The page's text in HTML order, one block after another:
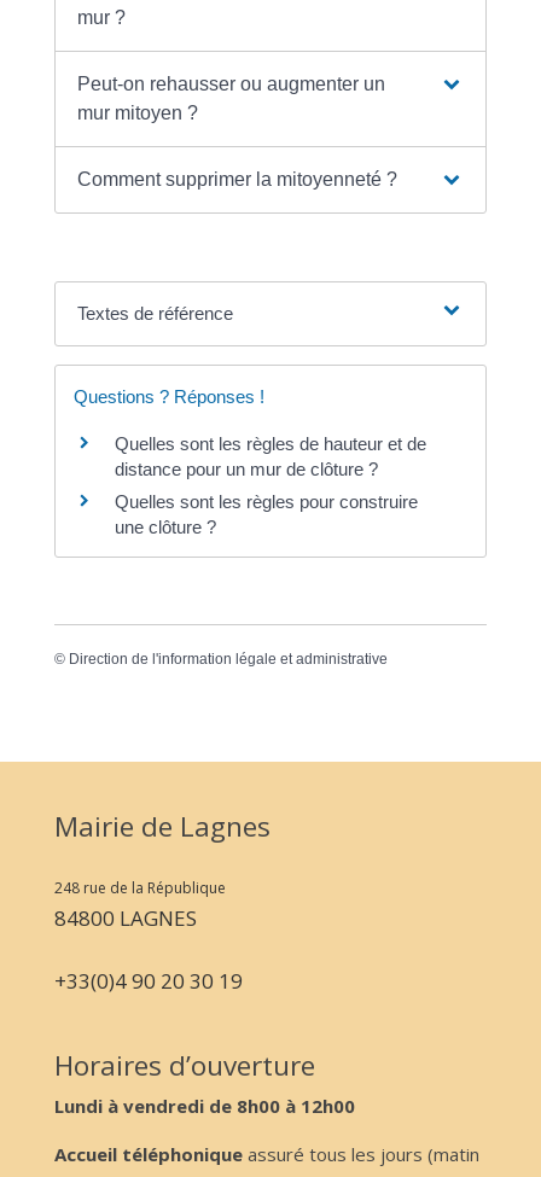
mur ?
Peut-on rehausser ou augmenter un
mur mitoyen ?
Comment supprimer la mitoyenneté ?
Textes de référence
Questions ? Réponses !
Quelles sont les règles de hauteur et de
distance pour un mur de clôture ?
Quelles sont les règles pour construire
une clôture ?
© Direction de l'information légale et administrative
Mairie de Lagnes
248 rue de la République
84800 LAGNES
+33(0)4 90 20 30 19
Horaires d’ouverture
Lundi à vendredi de 8h00 à 12h00
Accueil téléphoniqueassuré tous les jours (matin